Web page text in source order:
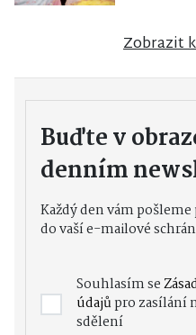
Zobrazit
Buďte v
denním
Každý den vám
do vaší e-mailové
Souhlasím se
údajůpro zasílání
sdělení